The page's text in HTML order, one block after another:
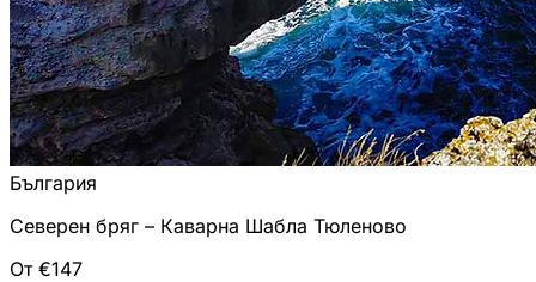
България
Северен бряг – Каварна Шабла Тюленово
От €147